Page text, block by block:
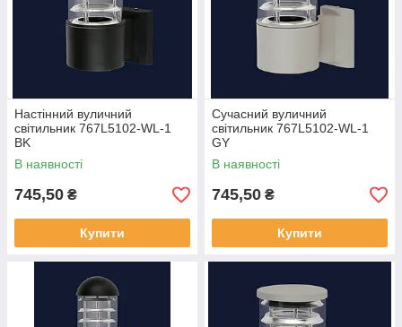
Настінний вуличний
світильник 767L5102-WL-1
BK
В наявності
745,50 ₴
Купити
Сучасний вуличний
світильник 767L5102-WL-1
GY
В наявності
745,50 ₴
Купити